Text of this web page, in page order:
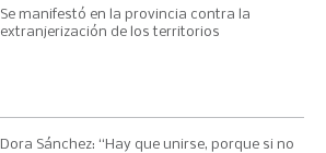
Se manifestó en la provincia contra la
extranjerización de los territorios
Dora Sánchez: “Hay que unirse, porque si no